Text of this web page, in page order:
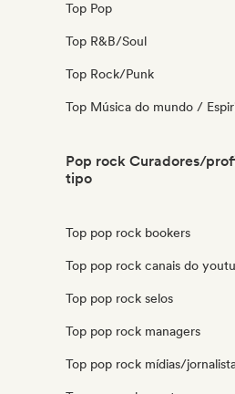
Top Pop
Top R&B/Soul
Top Rock/Punk
Top Música do mundo /
Pop rock Curadores/
tipo
Top pop rock bookers
Top pop rock canais do
Top pop rock selos
Top pop rock managers
Top pop rock mídias/